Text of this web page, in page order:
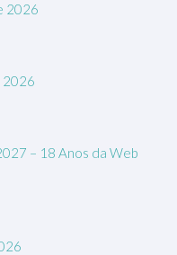
2026
2026
– 18 Anos da Web